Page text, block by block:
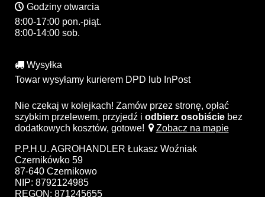
Godziny otwarcia
8:00-17:00 pon.-piąt.
8:00-14:00 sob.
Wysyłka
Towar wysyłamy kurierem DPD lub InPost
Nie czekaj w kolejkach! Zamów przez stronę, opłać
szybkim przelewem, przyjedź i odbierz osobiście bez
dodatkowych kosztów, gotowe!
Zobacz na mapie
P.P.H.U. AGROHANDLER Łukasz Woźniak
Czernikówko 59
87-640 Czernikowo
NIP: 8792124985
REGON: 871245655